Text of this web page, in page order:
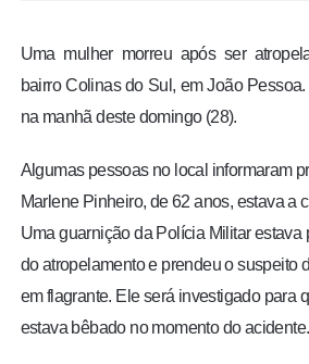
COLUNISTAS
Uma mulher morreu após ser
bairro Colinas do Sul, em João
na manhã deste domingo (28).
Algumas pessoas no local informaram
Marlene Pinheiro, de 62 anos, estava a
Uma guarnição da Polícia Militar estava
do atropelamento e prendeu o suspeito
em flagrante. Ele será investigado para
estava bêbado no momento do acidente.